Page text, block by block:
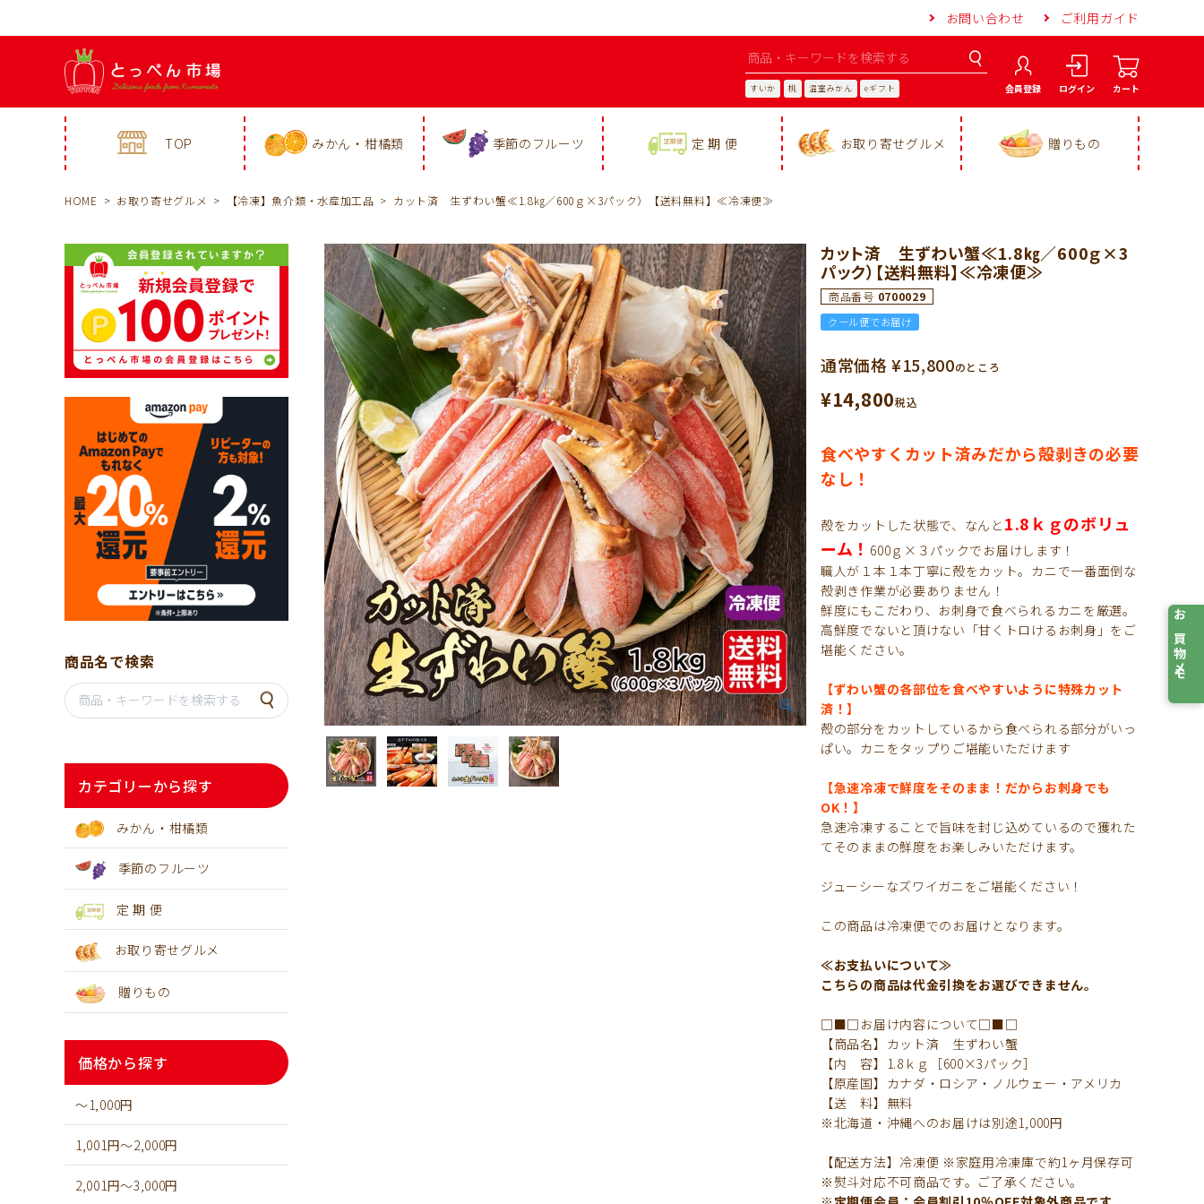
お問い合わせ ご利用ガイド
すいか 桃 温室みかん eギフト 会員登録 ログイン カート
TOP みかん・柑橘類 季節のフルーツ 定 期 便 お取り寄せグルメ 贈りもの
HOME お取り寄せグルメ 【冷凍】魚介類・水産加工品 カット済 生ずわい蟹≪1.8㎏／600ｇ×3パック）【送料無料】≪冷凍便≫
商品名で検索
カテゴリーから探す
みかん・柑橘類
季節のフルーツ
定 期 便
お取り寄せグルメ
贈りもの
価格から探す
～1,000円
1,001円～2,000円
2,001円～3,000円
カット済 生ずわい蟹≪1.8㎏／600ｇ×3
パック）【送料無料】≪冷凍便≫
商品番号 0700029
クール便でお届け
通常価格¥15,800のところ
¥14,800税込
食べやすくカット済みだから殻剥きの必要
なし！
殻をカットした状態で、なんと 1.8ｋｇのボリュ
ーム！ 600ｇ×３パックでお届けします！
職人が１本１本丁寧に殻をカット。カニで一番面倒な
殻剥き作業が必要ありません！
鮮度にもこだわり、お刺身で食べられるカニを厳選。
高鮮度でないと頂けない「甘くトロけるお刺身」をご
堪能ください。
【ずわい蟹の各部位を食べやすいように特殊カット
済！】
殻の部分をカットしているから食べられる部分がいっ
ぱい。カニをタップりご堪能いただけます
【急速冷凍で鮮度をそのまま！だからお刺身でも
OK！】
急速冷凍することで旨味を封じ込めているので獲れた
てそのままの鮮度をお楽しみいただけます。
ジューシーなズワイガニをご堪能ください！
この商品は冷凍便でのお届けとなります。
≪お支払いについて≫
こちらの商品は代金引換をお選びできません。
□■□お届け内容について□■□
【商品名】カット済 生ずわい蟹
【内 容】1.8ｋｇ［600×3パック］
【原産国】カナダ・ロシア・ノルウェー・アメリカ
【送 料】無料
※北海道・沖縄へのお届けは別途1,000円
【配送方法】冷凍便 ※家庭用冷凍庫で約1ヶ月保存可
※熨斗対応不可商品です。ご了承ください。
お買物メモ